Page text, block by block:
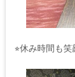
⭐︎休み時間も